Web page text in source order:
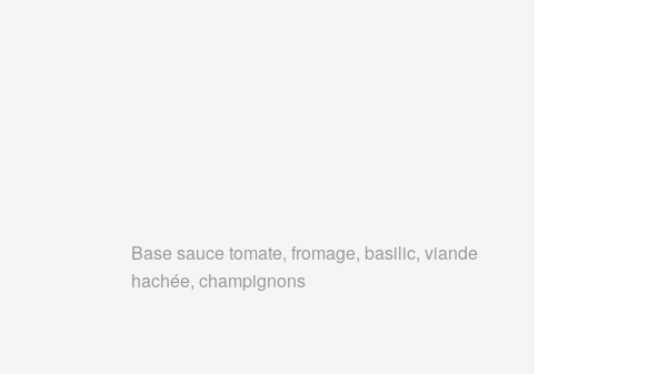
Base sauce tomate, fromage, basilic, viande
hachée, champignons